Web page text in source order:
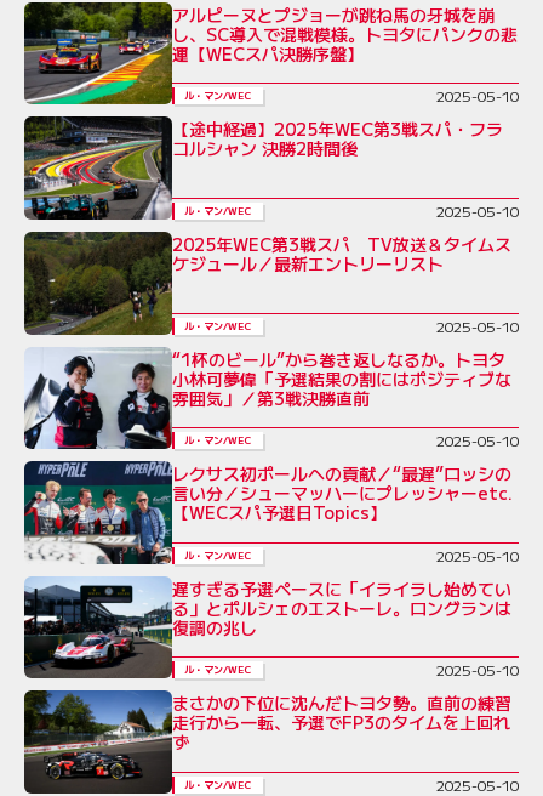
アルピーヌとプジョーが跳ね馬の牙城を崩
し、SC導入で混戦模様。トヨタにパンクの悲
運【WECスパ決勝序盤】
ル・マン/WEC 2025-05-10
【途中経過】2025年WEC第3戦スパ・フラ
コルシャン 決勝2時間後
ル・マン/WEC 2025-05-10
2025年WEC第3戦スパ TV放送＆タイムス
ケジュール／最新エントリーリスト
ル・マン/WEC 2025-05-10
“1杯のビール”から巻き返しなるか。トヨタ
小林可夢偉「予選結果の割にはポジティブな
雰囲気」／第3戦決勝直前
ル・マン/WEC 2025-05-10
レクサス初ポールへの貢献／“最遅”ロッシの
言い分／シューマッハーにプレッシャーetc.
【WECスパ予選日Topics】
ル・マン/WEC 2025-05-10
遅すぎる予選ペースに「イライラし始めてい
る」とポルシェのエストーレ。ロングランは
復調の兆し
ル・マン/WEC 2025-05-10
まさかの下位に沈んだトヨタ勢。直前の練習
走行から一転、予選でFP3のタイムを上回れ
ず
ル・マン/WEC 2025-05-10